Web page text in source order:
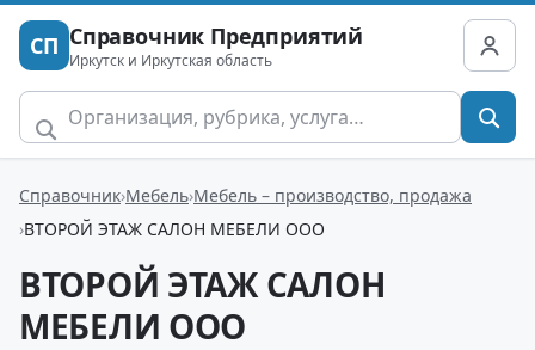
СП Справочник Предприятий
Иркутск и Иркутская область
Справочник Мебель Мебель – производство, продажа
ВТОРОЙ ЭТАЖ САЛОН МЕБЕЛИ ООО
ВТОРОЙ ЭТАЖ САЛОН
МЕБЕЛИ ООО